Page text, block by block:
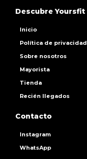
Inicio
Política de privacidad
Sobre nosotros
Mayorista
Tienda
Recién llegados
Descubre Yoursfit
Instagram
WhatsApp
Contacto